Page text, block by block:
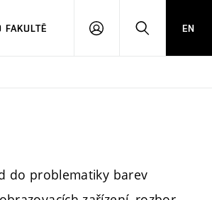
FAKULTĚ
PŘIHLÁŠENÍHLEDAT
EN
do problematiky barev